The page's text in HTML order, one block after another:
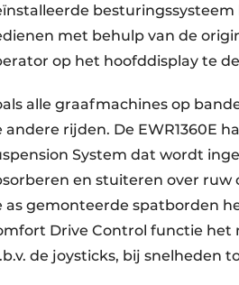
met behulp van de
op het hoofddisplay te
alle graafmachines op
andere rijden. De EWR1360E
System dat wordt
en stuiteren over
as gemonteerde spatborden
Drive Control functie
de joysticks, bij snelheden